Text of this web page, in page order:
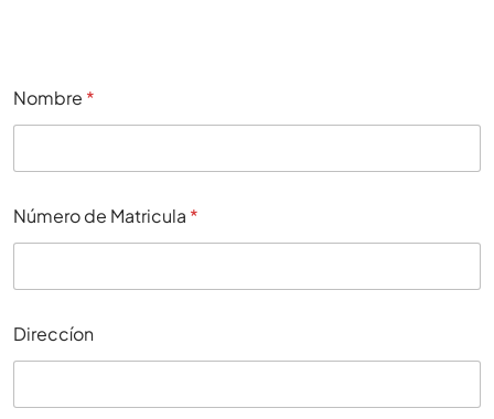
Nombre *
Número de Matricula *
Direccíon